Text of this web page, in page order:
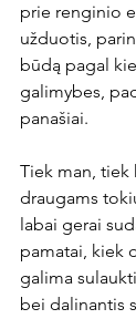
prie renginio
užduotis,
būdą pagal
galimybes,
panašiai.
Tiek man,
draugams
labai gerai
pamatai, kiek
galima
bei dalinantis